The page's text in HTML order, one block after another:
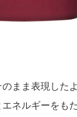
まま表現した
ネルギーをも